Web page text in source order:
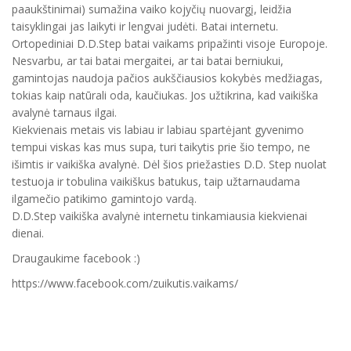
paaukštinimai) sumažina vaiko kojyčių nuovargį, leidžia
taisyklingai jas laikyti ir lengvai judėti. Batai internetu.
Ortopediniai D.D.Step batai vaikams pripažinti visoje Europoje.
Nesvarbu, ar tai batai mergaitei, ar tai batai berniukui,
gamintojas naudoja pačios aukščiausios kokybės medžiagas,
tokias kaip natūrali oda, kaučiukas. Jos užtikrina, kad vaikiška
avalynė tarnaus ilgai.
Kiekvienais metais vis labiau ir labiau spartėjant gyvenimo
tempui viskas kas mus supa, turi taikytis prie šio tempo, ne
išimtis ir vaikiška avalynė. Dėl šios priežasties D.D. Step nuolat
testuoja ir tobulina vaikiškus batukus, taip užtarnaudama
ilgamečio patikimo gamintojo vardą.
D.D.Step vaikiška avalynė internetu tinkamiausia kiekvienai
dienai.
Draugaukime facebook :)
https://www.facebook.com/zuikutis.vaikams/